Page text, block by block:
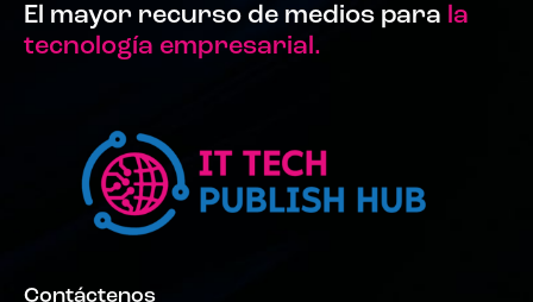
El mayor recurso de medios para la
tecnología empresarial.
Contáctenos